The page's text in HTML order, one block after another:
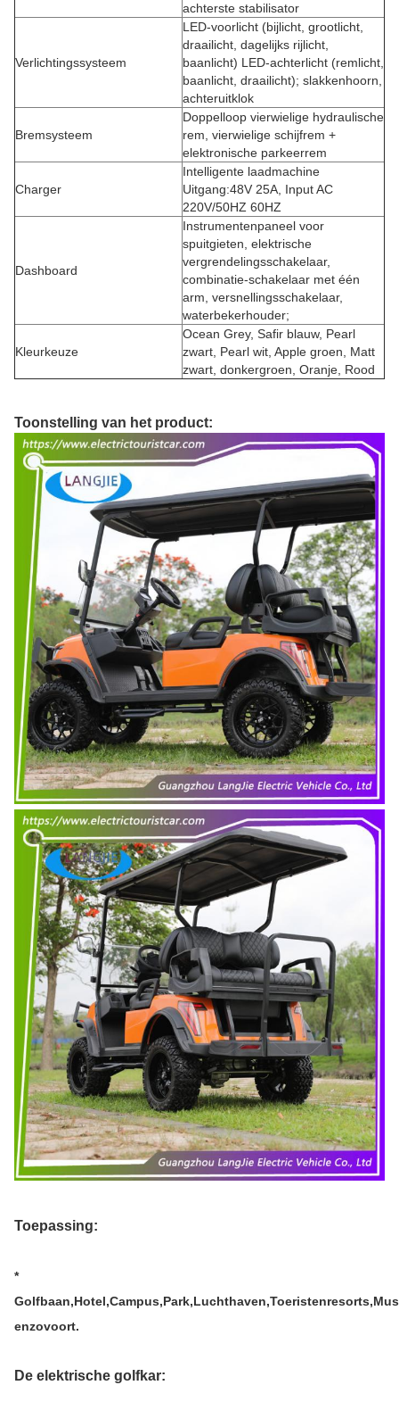
achterste stabilisator
Verlichtingssysteem
LED-voorlicht (bijlicht, grootlicht,
draailicht, dagelijks rijlicht,
baanlicht) LED-achterlicht (remlicht,
baanlicht, draailicht); slakkenhoorn,
achteruitklok
Bremsysteem
Doppelloop vierwielige hydraulische
rem, vierwielige schijfrem +
elektronische parkeerrem
Charger
Intelligente laadmachine
Uitgang:48V 25A, Input AC
220V/50HZ 60HZ
Dashboard
Instrumentenpaneel voor
spuitgieten, elektrische
vergrendelingsschakelaar,
combinatie-schakelaar met één
arm, versnellingsschakelaar,
waterbekerhouder;
Kleurkeuze
Ocean Grey, Safir blauw, Pearl
zwart, Pearl wit, Apple groen, Matt
zwart, donkergroen, Oranje, Rood
Toonstelling van het product:
Toepassing:
*
enzovoort.
De elektrische golfkar: